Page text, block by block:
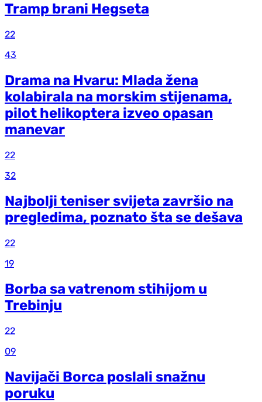
Tramp brani Hegseta
22
43
Drama na Hvaru: Mlada žena
kolabirala na morskim stijenama,
pilot helikoptera izveo opasan
manevar
22
32
Najbolji teniser svijeta završio na
pregledima, poznato šta se dešava
22
19
Borba sa vatrenom stihijom u
Trebinju
22
09
Navijači Borca poslali snažnu
poruku